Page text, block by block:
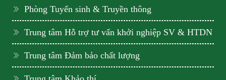
Phòng Tuyển sinh & Truyền thông
Trung tâm Hỗ trợ tư vấn khởi nghiệp SV & HTDN
Trung tâm Đảm bảo chất lượng